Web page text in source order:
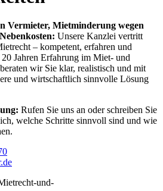
Vermieter, Mietminderung wegen
Unsere Kanzlei vertritt
– kompetent, erfahren und
Jahren Erfahrung im Miet- und
wir Sie klar, realistisch und mit
und wirtschaftlich sinnvolle Lösung
Rufen Sie uns an oder schreiben Sie
welche Schritte sinnvoll sind und wie